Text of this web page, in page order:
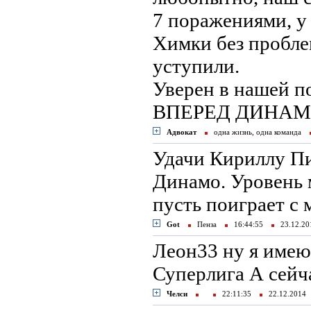
7 поражениями,
Химки без
уступили.
Уверен в нашей
ВПЕРЕД
Адвокат одна жизнь, одна команда
Удачи Кириллу
Динамо. Уровень
пусть поиграет
Got Пенза 16:44:55
Леон33 ну я
Суперлига А
Челси 22:11:35